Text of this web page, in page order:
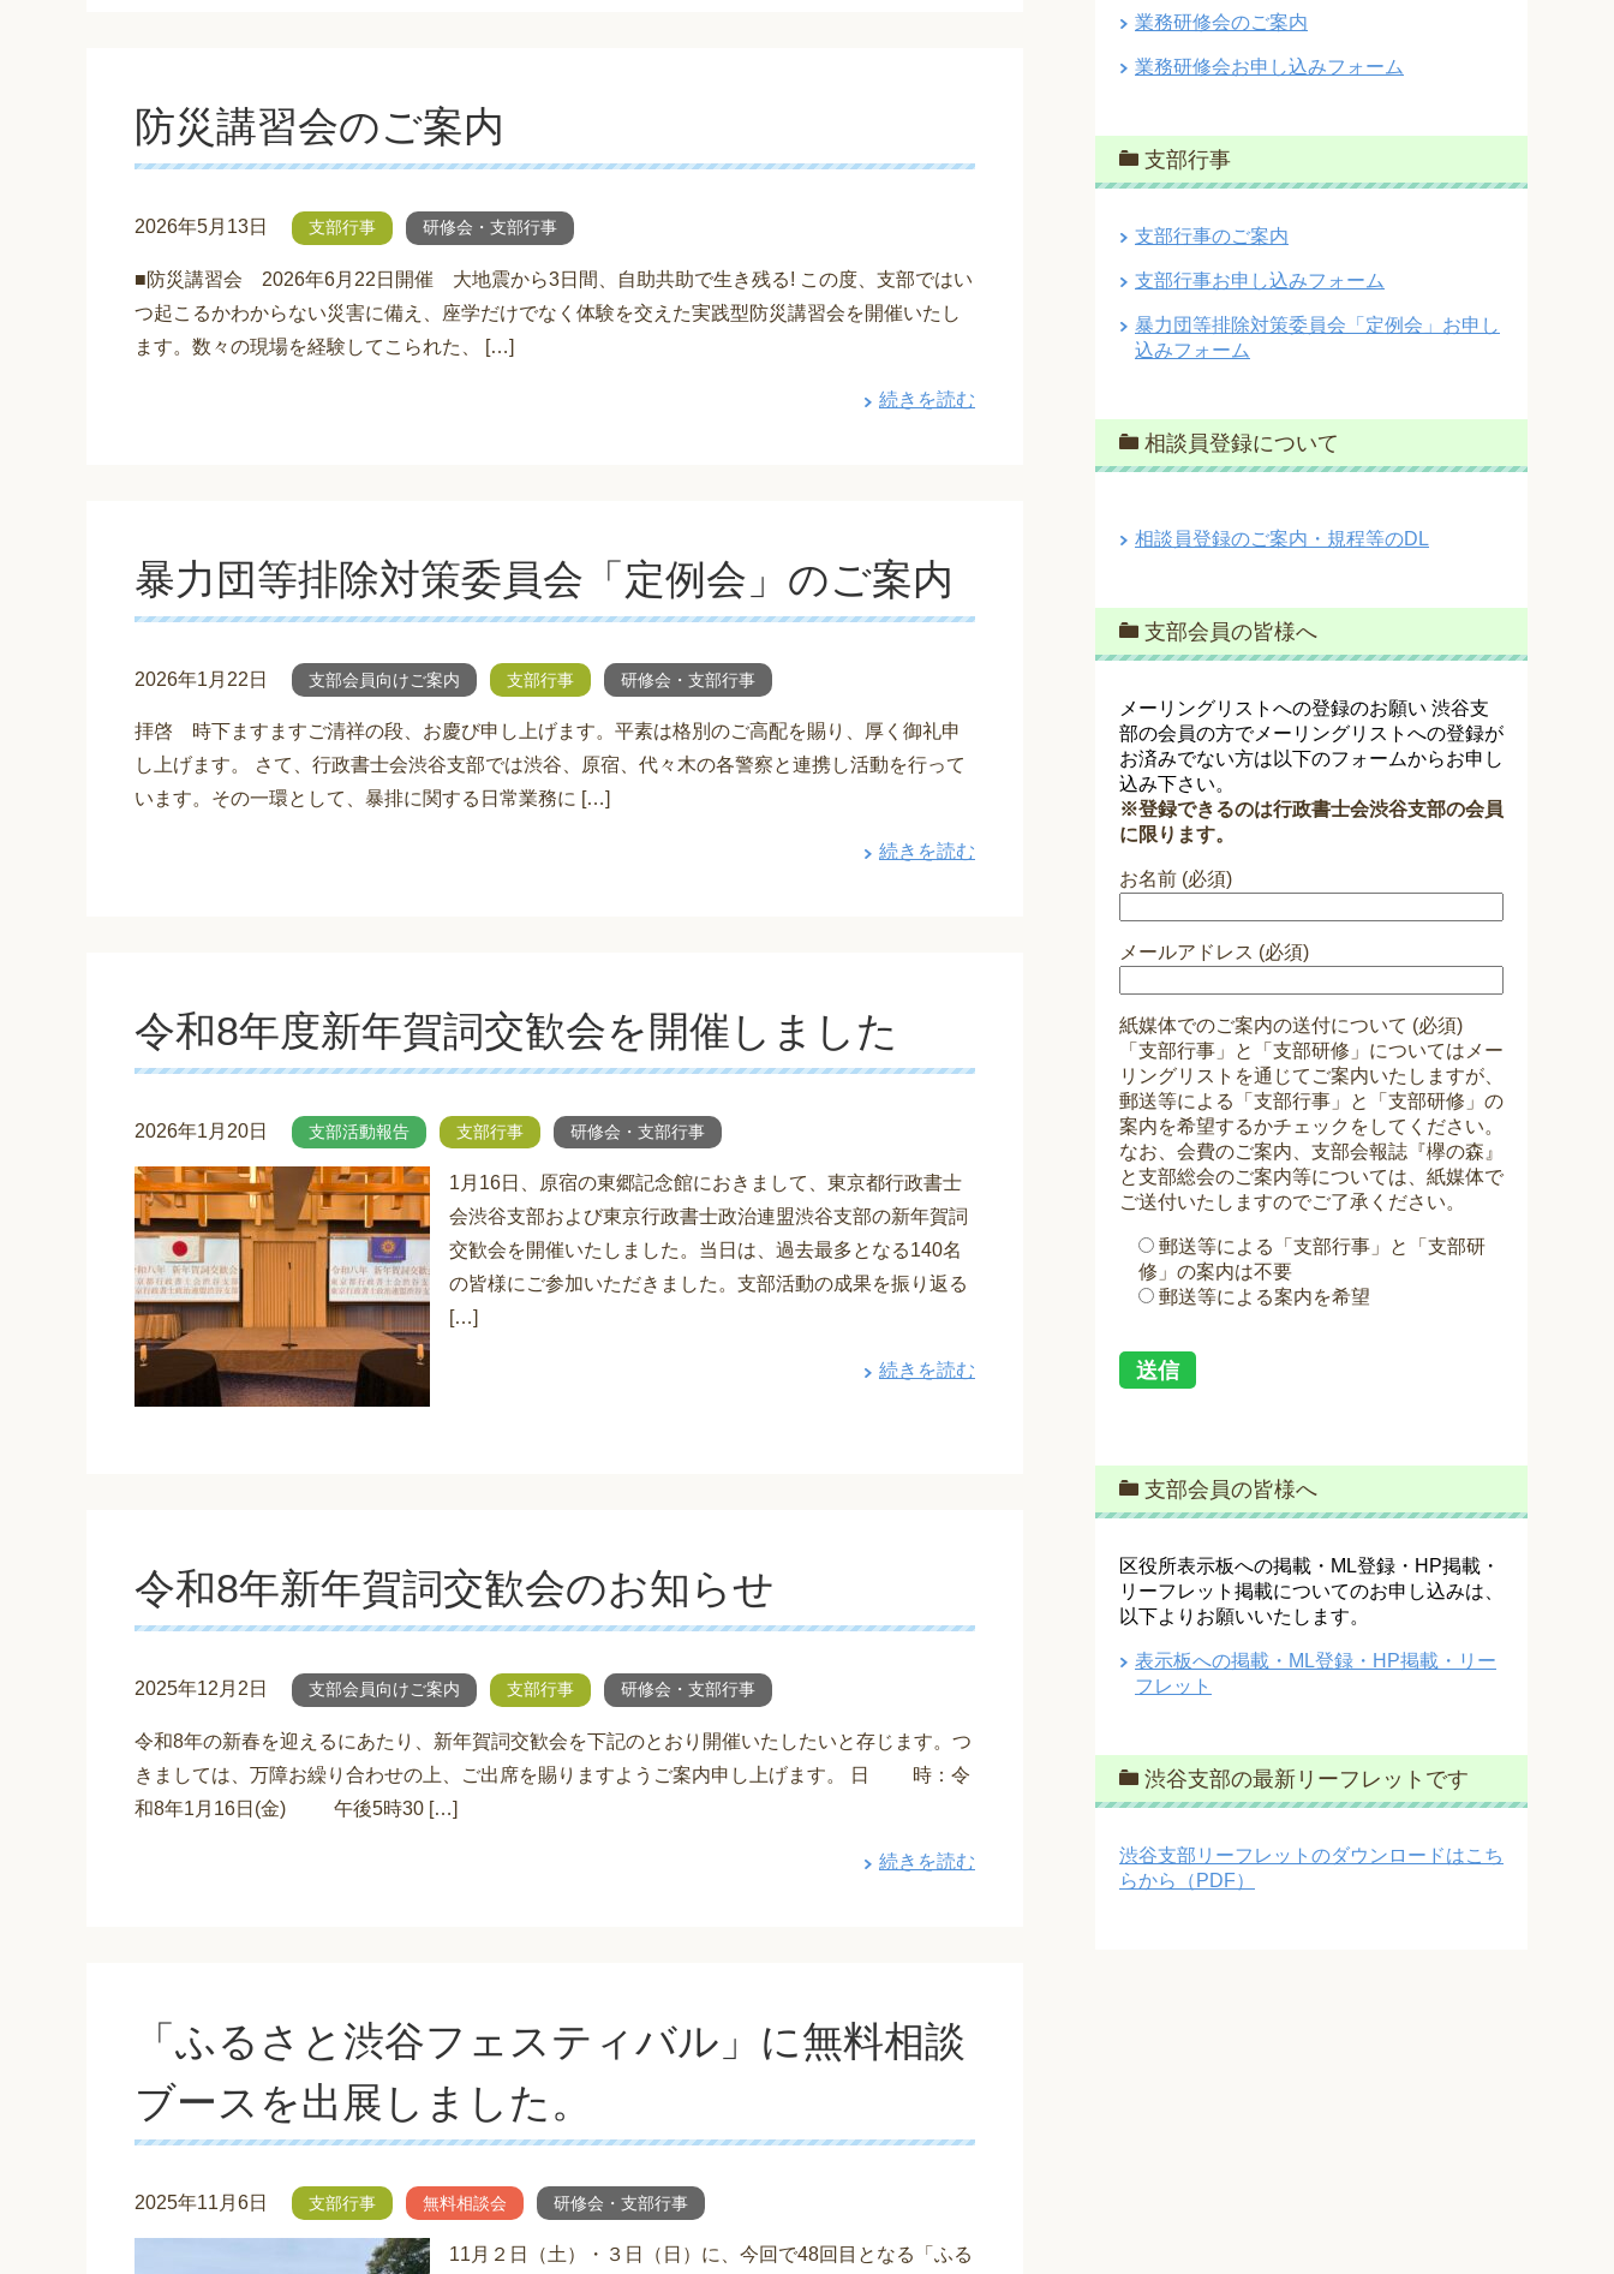
防災講習会のご案内
2026年5月13日 支部行事 研修会・支部行事
■防災講習会 2026年6月22日開催 大地震から3日間、自助共助で生き残る! この度、支部ではい
つ起こるかわからない災害に備え、座学だけでなく体験を交えた実践型防災講習会を開催いたし
ます。数々の現場を経験してこられた、 […]
続きを読む
暴力団等排除対策委員会「定例会」のご案内
2026年1月22日 支部会員向けご案内 支部行事 研修会・支部行事
拝啓 時下ますますご清祥の段、お慶び申し上げます。平素は格別のご高配を賜り、厚く御礼申
し上げます。 さて、行政書士会渋谷支部では渋谷、原宿、代々木の各警察と連携し活動を行って
います。その一環として、暴排に関する日常業務に […]
続きを読む
令和8年度新年賀詞交歓会を開催しました
2026年1月20日 支部活動報告 支部行事 研修会・支部行事
1月16日、原宿の東郷記念館におきまして、東京都行政書士
会渋谷支部および東京行政書士政治連盟渋谷支部の新年賀詞
交歓会を開催いたしました。当日は、過去最多となる140名
の皆様にご参加いただきました。支部活動の成果を振り返る
[…]
続きを読む
令和8年新年賀詞交歓会のお知らせ
2025年12月2日 支部会員向けご案内 支部行事 研修会・支部行事
令和8年の新春を迎えるにあたり、新年賀詞交歓会を下記のとおり開催いたしたいと存じます。つ
きましては、万障お繰り合わせの上、ご出席を賜りますようご案内申し上げます。 日 時：令
和8年1月16日(金) 午後5時30 […]
続きを読む
「ふるさと渋谷フェスティバル」に無料相談
ブースを出展しました。
2025年11月6日 支部行事 無料相談会 研修会・支部行事
11月２日（土）・３日（日）に、今回で48回目となる「ふる
業務研修会のご案内
業務研修会お申し込みフォーム
支部行事
支部行事のご案内
支部行事お申し込みフォーム
暴力団等排除対策委員会「定例会」お申し
込みフォーム
相談員登録について
相談員登録のご案内・規程等のDL
支部会員の皆様へ
メーリングリストへの登録のお願い 渋谷支
部の会員の方でメーリングリストへの登録が
お済みでない方は以下のフォームからお申し
込み下さい。
※登録できるのは行政書士会渋谷支部の会員
に限ります。
お名前 (必須)
メールアドレス (必須)
紙媒体でのご案内の送付について (必須)
「支部行事」と「支部研修」についてはメー
リングリストを通じてご案内いたしますが、
郵送等による「支部行事」と「支部研修」の
案内を希望するかチェックをしてください。
なお、会費のご案内、支部会報誌『欅の森』
と支部総会のご案内等については、紙媒体で
ご送付いたしますのでご了承ください。
郵送等による「支部行事」と「支部研
修」の案内は不要
郵送等による案内を希望
支部会員の皆様へ
区役所表示板への掲載・ML登録・HP掲載・
リーフレット掲載についてのお申し込みは、
以下よりお願いいたします。
表示板への掲載・ML登録・HP掲載・リー
フレット
渋谷支部の最新リーフレットです
渋谷支部リーフレットのダウンロードはこち
らから（PDF）